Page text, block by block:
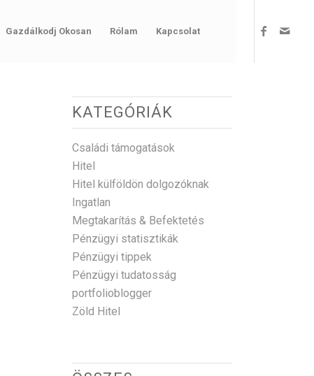
Gazdálkodj Okosan Rólam Kapcsolat
KATEGÓRIÁK
Családi támogatások
Hitel
Hitel külföldön dolgozóknak
Ingatlan
Megtakarítás & Befektetés
Pénzügyi statisztikák
Pénzügyi tippek
Pénzügyi tudatosság
portfolioblogger
Zöld Hitel